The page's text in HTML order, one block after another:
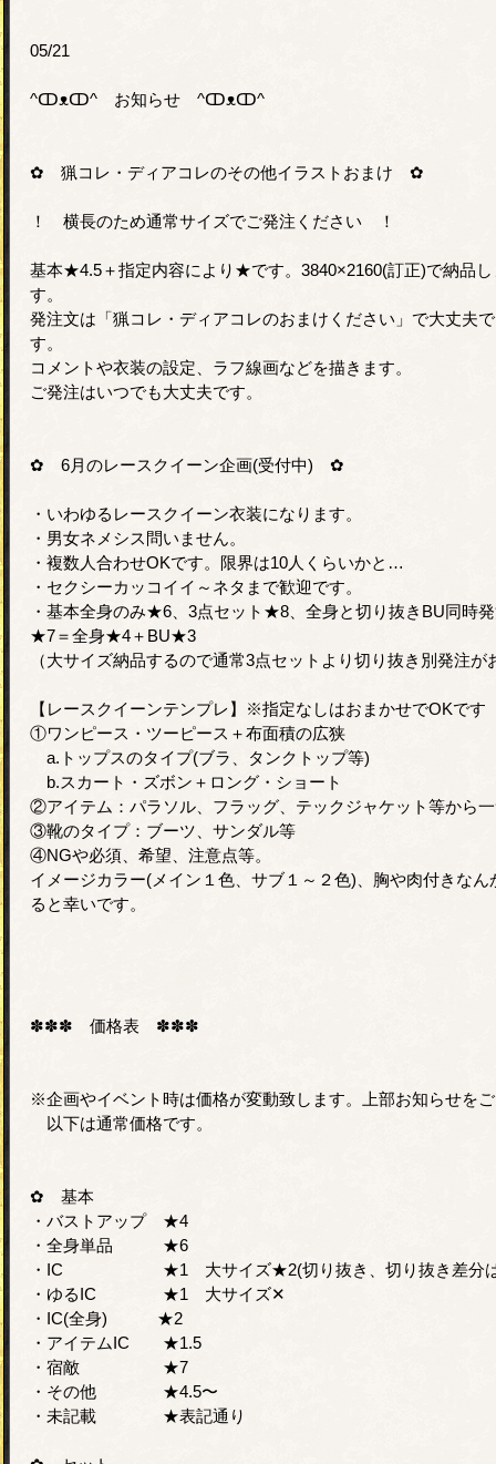
05/21
^ↀᴥↀ^ お知らせ ^ↀᴥↀ^
✿ 猟コレ・ディアコレのその他イラストおまけ ✿
！ 横長のため通常サイズでご発注ください ！
基本★4.5＋指定内容により★です。3840×2160(訂正)で納品し
す。
発注文は「猟コレ・ディアコレのおまけください」で大丈夫で
す。
コメントや衣装の設定、ラフ線画などを描きます。
ご発注はいつでも大丈夫です。
✿ 6月のレースクイーン企画(受付中) ✿
・いわゆるレースクイーン衣装になります。
・男女ネメシス問いません。
・複数人合わせOKです。限界は10人くらいかと…
・セクシーカッコイイ～ネタまで歓迎です。
・基本全身のみ★6、3点セット★8、全身と切り抜きBU同時
★7＝全身★4＋BU★3
（大サイズ納品するので通常3点セットより切り抜き別発注が
【レースクイーンテンプレ】※指定なしはおまかせでOKです
①ワンピース・ツーピース＋布面積の広狭
a.トップスのタイプ(ブラ、タンクトップ等)
b.スカート・ズボン＋ロング・ショート
②アイテム：パラソル、フラッグ、テックジャケット等から
③靴のタイプ：ブーツ、サンダル等
④NGや必須、希望、注意点等。
イメージカラー(メイン１色、サブ１～２色)、胸や肉付きな
ると幸いです。
✽✽✽ 価格表 ✽✽✽
※企画やイベント時は価格が変動致します。上部お知らせを
以下は通常価格です。
✿ 基本
・バストアップ ★4
・全身単品 ★6
・IC ★1 大サイズ★2(切り抜き、切り抜き差分は
・ゆるIC ★1 大サイズ✕
・IC(全身) ★2
・アイテムIC ★1.5
・宿敵 ★7
・その他 ★4.5〜
・未記載 ★表記通り